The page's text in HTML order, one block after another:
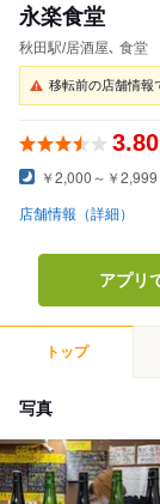
永楽食堂
秋田駅/居酒屋､ 食堂
移転前の店舗情報
3.80
￥2,000～￥2,999
店舗情報（詳細）
アプリ
トップ
写真